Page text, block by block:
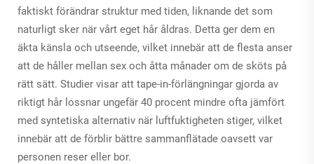
faktiskt förändrar struktur med tiden, liknande det som
naturligt sker när vårt eget hår åldras. Detta ger dem en
äkta känsla och utseende, vilket innebär att de flesta anser
att de håller mellan sex och åtta månader om de sköts på
rätt sätt. Studier visar att tape-in-förlängningar gjorda av
riktigt hår lossnar ungefär 40 procent mindre ofta jämfört
med syntetiska alternativ när luftfuktigheten stiger, vilket
innebär att de förblir bättre sammanflätade oavsett var
personen reser eller bor.